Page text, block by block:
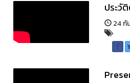
ประวั
24 กั